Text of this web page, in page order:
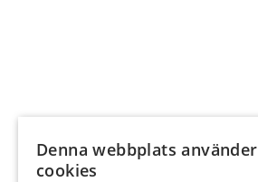
Denna webbplats använder
cookies